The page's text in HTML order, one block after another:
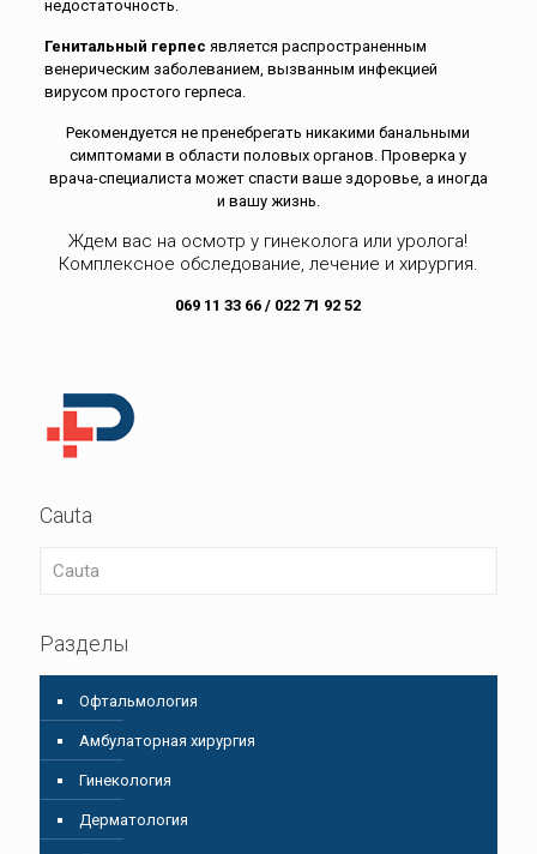
недостаточность.
Генитальный герпес является распространенным
венерическим заболеванием, вызванным инфекцией
вирусом простого герпеса.
Рекомендуется не пренебрегать никакими банальными
симптомами в области половых органов. Проверка у
врача-специалиста может спасти ваше здоровье, а иногда
и вашу жизнь.
Ждем вас на осмотр у гинеколога или уролога!
Комплексное обследование, лечение и хирургия.
069 11 33 66 / 022 71 92 52
Cauta
Разделы
Oфтальмология
Амбулаторная хирургия
Гинекология
Дерматология